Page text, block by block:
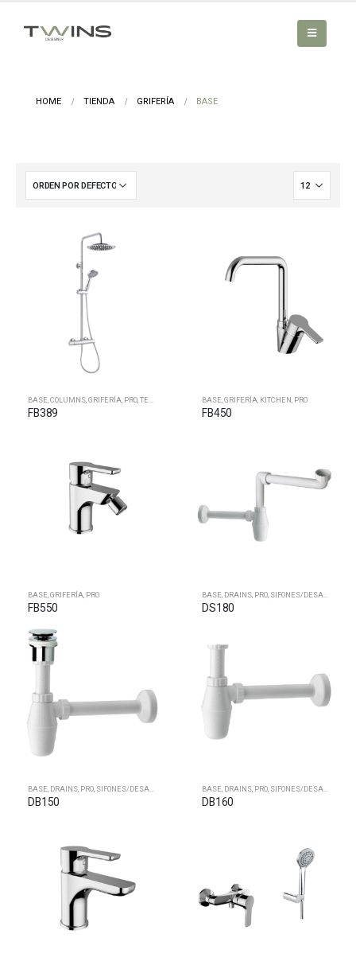
HOME TIENDA GRIFERÍA BASE
BASE COLUMNS GRIFERÍA PRO TERMOSTATOS CON COLUMNAS
FB389
BASE GRIFERÍA KITCHEN PRO
FB450
BASE GRIFERÍA PRO
FB550
BASE DRAINS PRO SIFONES/DESAGÜES
DS180
BASE, DRAINS, PRO, SIFONES/DESAGÜES
DB150
BASE, DRAINS, PRO, SIFONES/DESAGÜES
DB160